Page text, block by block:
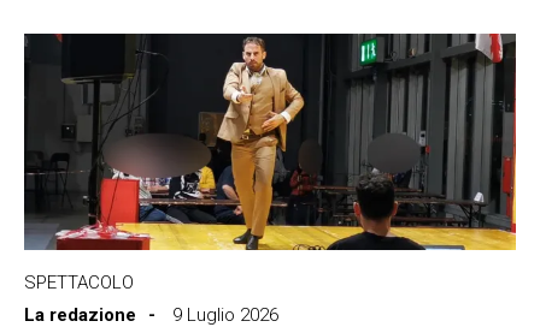
SPETTACOLO
La redazione
9 Luglio 2026